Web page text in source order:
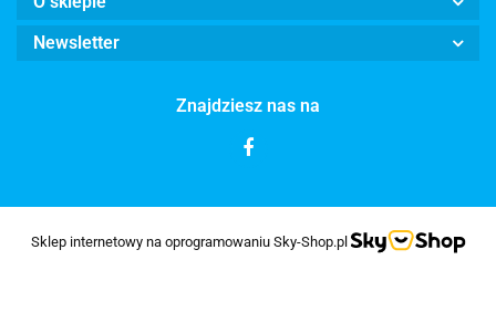
Newsletter
Znajdziesz nas na
Sklep internetowy na oprogramowaniu Sky-Shop.pl